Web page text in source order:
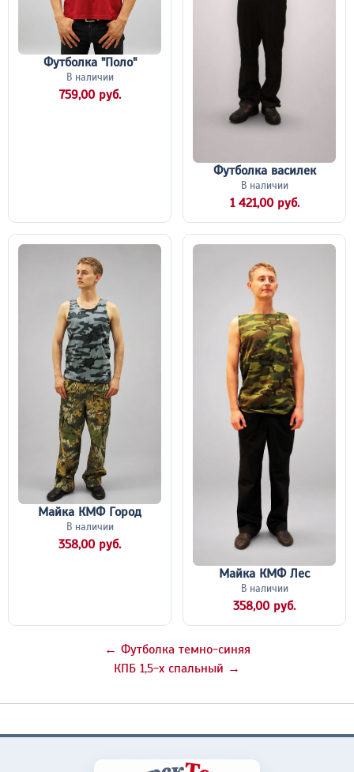
Футболка "Поло"
В наличии
759,00 руб.
Футболка василек
В наличии
1 421,00 руб.
Майка КМФ Город
В наличии
358,00 руб.
Майка КМФ Лес
В наличии
358,00 руб.
← Футболка темно-синяя
КПБ 1,5-х спальный →